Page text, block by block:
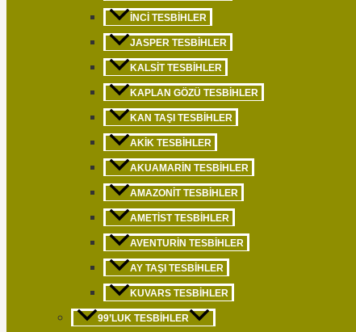
İNCI TESBIHLER
JASPER TESBIHLER
KALSIT TESBIHLER
KAPLAN GÖZÜ TESBIHLER
KAN TAŞI TESBIHLER
AKIK TESBIHLER
AKUAMARIN TESBIHLER
AMAZONIT TESBIHLER
AMETIST TESBIHLER
AVENTURIN TESBIHLER
AY TAŞI TESBIHLER
KUVARS TESBIHLER
99’LUK TESBIHLER